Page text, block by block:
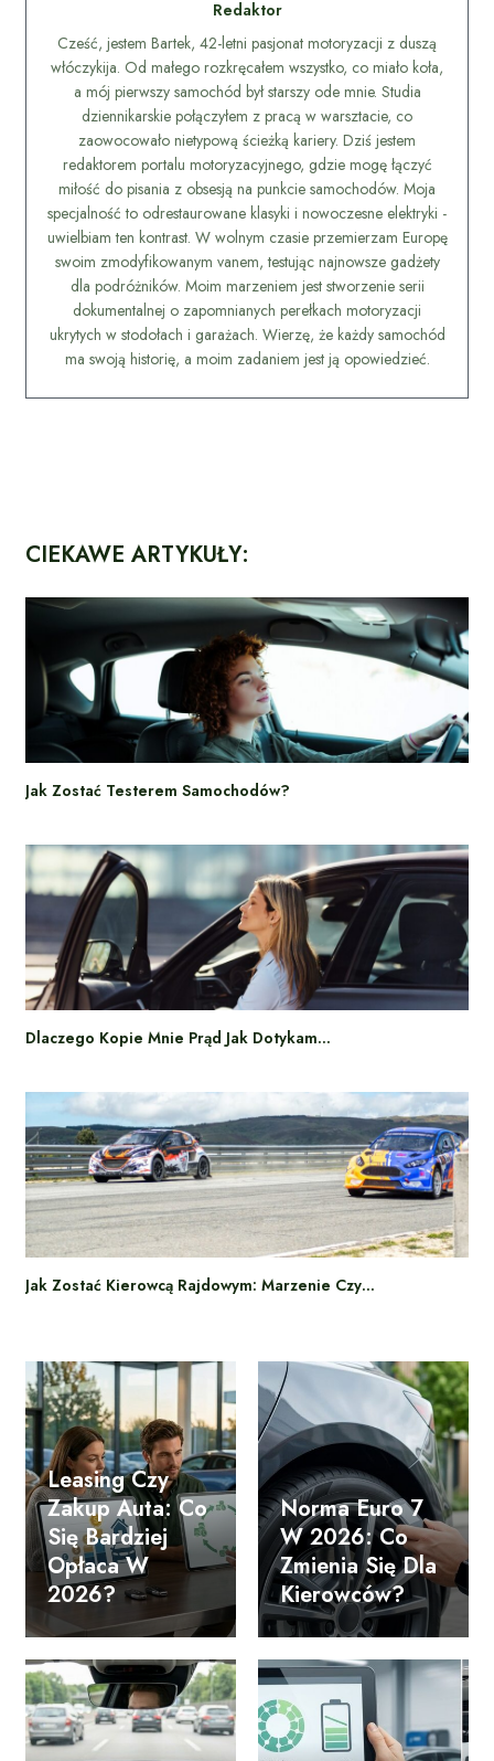
Redaktor
Cześć, jestem Bartek, 42-letni pasjonat motoryzacji z duszą
włóczykija. Od małego rozkręcałem wszystko, co miało koła,
a mój pierwszy samochód był starszy ode mnie. Studia
dziennikarskie połączyłem z pracą w warsztacie, co
zaowocowało nietypową ścieżką kariery. Dziś jestem
redaktorem portalu motoryzacyjnego, gdzie mogę łączyć
miłość do pisania z obsesją na punkcie samochodów. Moja
specjalność to odrestaurowane klasyki i nowoczesne elektryki -
uwielbiam ten kontrast. W wolnym czasie przemierzam Europę
swoim zmodyfikowanym vanem, testując najnowsze gadżety
dla podróżników. Moim marzeniem jest stworzenie serii
dokumentalnej o zapomnianych perełkach motoryzacji
ukrytych w stodołach i garażach. Wierzę, że każdy samochód
ma swoją historię, a moim zadaniem jest ją opowiedzieć.
CIEKAWE ARTYKUŁY:
Jak Zostać Testerem Samochodów?
Dlaczego Kopie Mnie Prąd Jak Dotykam…
Jak Zostać Kierowcą Rajdowym: Marzenie Czy…
Leasing Czy
Zakup Auta: Co
Się Bardziej
Opłaca W
2026?
Norma Euro 7
W 2026: Co
Zmienia Się Dla
Kierowców?